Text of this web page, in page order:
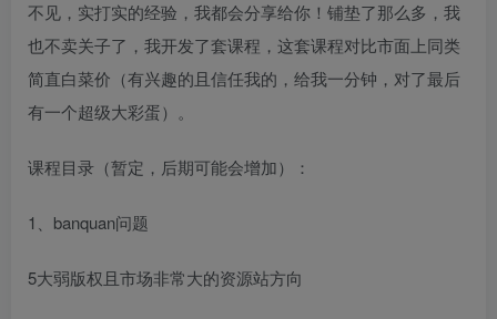
不见，实打实的经验，我都会分享给你！铺垫了那么多，我
也不卖关子了，我开发了套课程，这套课程对比市面上同类
简直白菜价（有兴趣的且信任我的，给我一分钟，对了最后
有一个超级大彩蛋）。
课程目录（暂定，后期可能会增加）：
1、banquan问题
5大弱版权且市场非常大的资源站方向